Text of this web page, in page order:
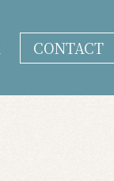
CONTACT